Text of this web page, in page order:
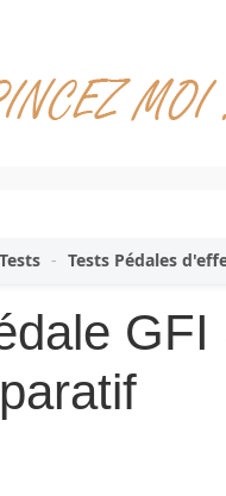
Tests - Tests Pédales